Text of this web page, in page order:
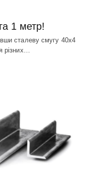
1 метр!
сталеву смугу 40х4
різних…